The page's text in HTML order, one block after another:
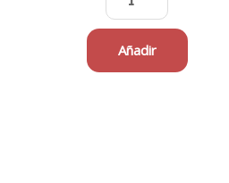
Añadir